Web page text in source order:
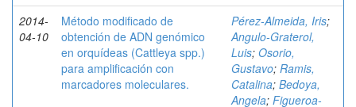
2014-
04-10
Método modificado de
obtención de ADN genómico
en orquídeas (Cattleya spp.)
para amplificación con
marcadores moleculares.
Pérez-Almeida, Iris;
Angulo-Graterol,
Luis; Osorio,
Gustavo; Ramis,
Catalina; Bedoya,
Angela; Figueroa-